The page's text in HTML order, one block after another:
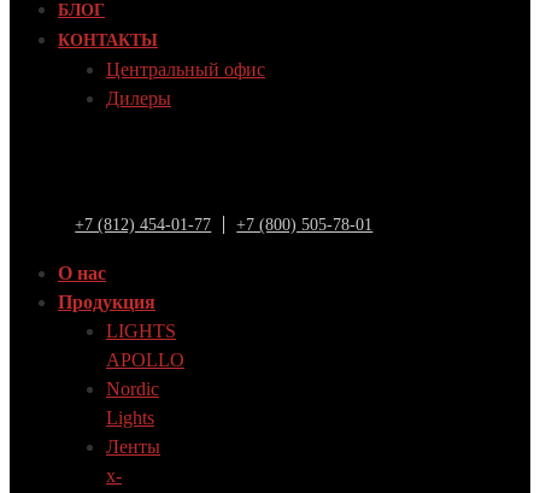
БЛОГ
КОНТАКТЫ
Центральный офис
Дилеры
+7 (812) 454-01-77 +7 (800) 505-78-01
О нас
Продукция
LIGHTS
APOLLO
Nordic
Lights
Ленты
x-